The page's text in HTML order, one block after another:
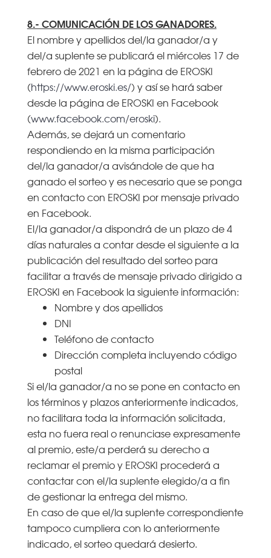
8.- COMUNICACIÓN DE LOS GANADORES.
El nombre y apellidos del/la ganador/a y
del/a suplente se publicará el miércoles 17 de
febrero de 2021 en la página de EROSKI
(https://www.eroski.es/) y así se hará saber
desde la página de EROSKI en Facebook
(www.facebook.com/eroski).
Además, se dejará un comentario
respondiendo en la misma participación
del/la ganador/a avisándole de que ha
ganado el sorteo y es necesario que se ponga
en contacto con EROSKI por mensaje privado
en Facebook.
El/la ganador/a dispondrá de un plazo de 4
días naturales a contar desde el siguiente a la
publicación del resultado del sorteo para
facilitar a través de mensaje privado dirigido a
EROSKI en Facebook la siguiente información:
Nombre y dos apellidos
DNI
Teléfono de contacto
Dirección completa incluyendo código
postal
Si el/la ganador/a no se pone en contacto en
los términos y plazos anteriormente indicados,
no facilitara toda la información solicitada,
esta no fuera real o renunciase expresamente
al premio, este/a perderá su derecho a
reclamar el premio y EROSKI procederá a
contactar con el/la suplente elegido/a a fin
de gestionar la entrega del mismo.
En caso de que el/la suplente correspondiente
tampoco cumpliera con lo anteriormente
indicado, el sorteo quedará desierto.